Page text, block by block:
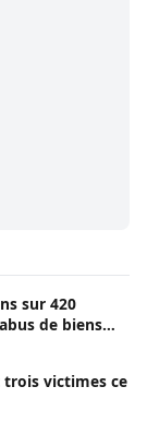
sur 420
de biens
victimes ce